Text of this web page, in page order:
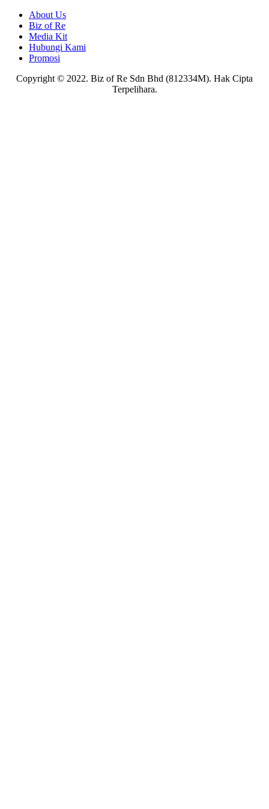
About Us
Biz of Re
Media Kit
Hubungi Kami
Promosi
Copyright © 2022. Biz of Re Sdn Bhd (812334M). Hak Cipta
Terpelihara.